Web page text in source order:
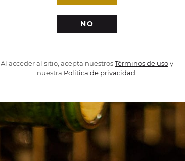
NO
Al acceder al sitio, acepta nuestrosTérminos de usoy
nuestra Política de privacidad